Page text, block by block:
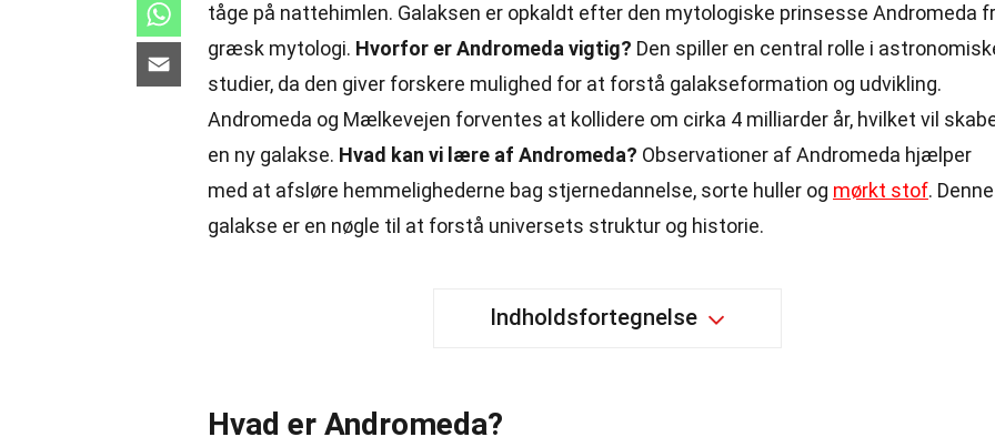
tåge på nattehimlen. Galaksen er opkaldt efter den mytologiske prinsesse Andromeda
græsk mytologi. Hvorfor er Andromeda vigtig? Den spiller en central rolle i
studier, da den giver forskere mulighed for at forstå galakseformation og udvikling.
Andromeda og Mælkevejen forventes at kollidere om cirka 4 milliarder år, hvilket vil
en ny galakse. Hvad kan vi lære af Andromeda? Observationer af Andromeda hjælper
med at afsløre hemmelighederne bag stjernedannelse, sorte huller og mørkt stof. Denne
galakse er en nøgle til at forstå universets struktur og historie.
Indholdsfortegnelse
Hvad er Andromeda?